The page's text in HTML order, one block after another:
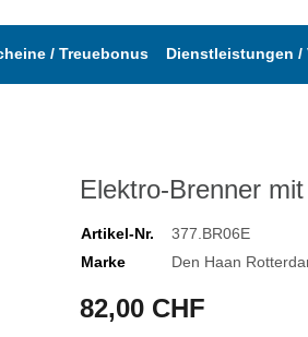
/ Treuebonus Dienstleistungen /
Elektro-Brenner
Artikel-Nr.
377.BR06E
Marke
Den Haan
82,00 CHF